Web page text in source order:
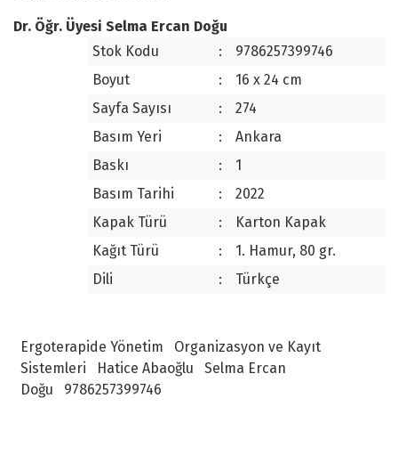
Dr. Öğr. Üyesi Selma Ercan Doğu
Stok Kodu
:
9786257399746
Boyut
:
16 x 24 cm
Sayfa Sayısı
:
274
Basım Yeri
:
Ankara
Baskı
:
1
Basım Tarihi
:
2022
Kapak Türü
:
Karton Kapak
Kağıt Türü
:
1. Hamur, 80 gr.
Dili
: Türkçe
Ergoterapide Yönetim
Organizasyon ve Kayıt
Sistemleri
Hatice Abaoğlu
Selma Ercan
Doğu
9786257399746